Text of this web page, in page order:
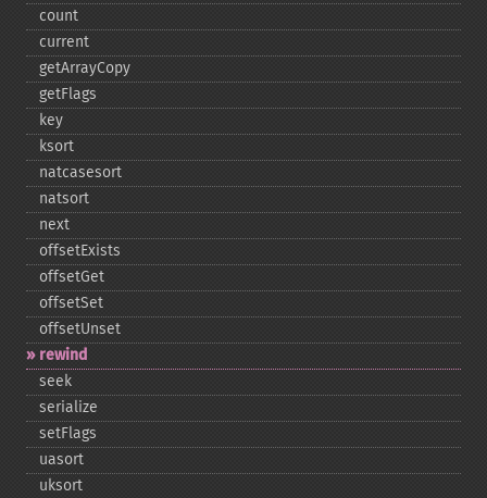
count
current
getArrayCopy
getFlags
key
ksort
natcasesort
natsort
next
offsetExists
offsetGet
offsetSet
offsetUnset
rewind
seek
serialize
setFlags
uasort
uksort